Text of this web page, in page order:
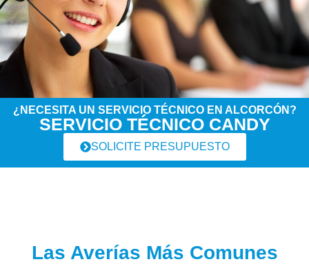
¿NECESITA UN SERVICIO TÉCNICO EN ALCORCÓN?
SERVICIO TÉCNICO CANDY
SOLICITE PRESUPUESTO
Las Averías Más Comunes